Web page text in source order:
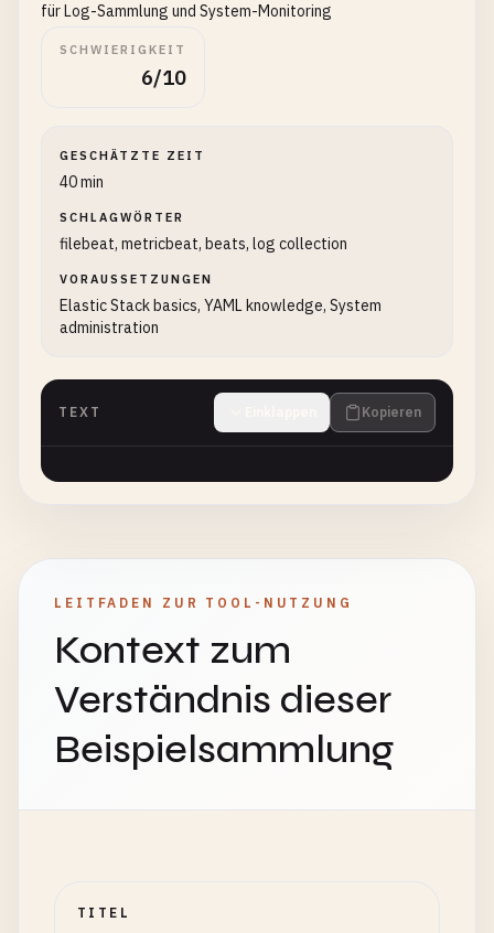
für Log-Sammlung und System-Monitoring
SCHWIERIGKEIT
6/10
GESCHÄTZTE ZEIT
40 min
SCHLAGWÖRTER
filebeat, metricbeat, beats, log collection
VORAUSSETZUNGEN
Elastic Stack basics, YAML knowledge, System
administration
TEXT Kopieren
LEITFADEN ZUR TOOL-NUTZUNG
Kontext zum
Verständnis dieser
Beispielsammlung
TITEL